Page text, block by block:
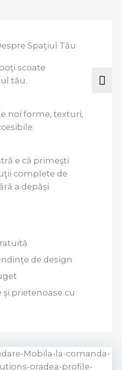
Spaţiul Tǎu
scoate
tǎu.
noi forme, texturi,
e cǎ primeşti
complete de
a depǎşi
de design
prietenoase cu